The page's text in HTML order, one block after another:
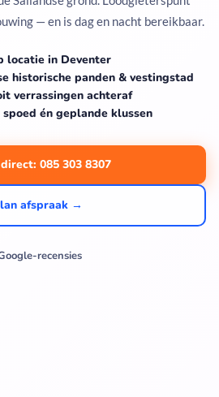
— en is dag en nacht bereikbaar.
locatie in Deventer
historische panden & vestingstad
verrassingen achteraf
én geplande klussen
085 303 8307
afspraak →
recensies